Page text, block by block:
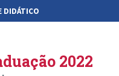
DIDÁTICO
FLORESTAL
2022